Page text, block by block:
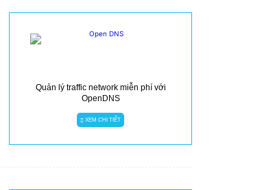
Quản lý traffic network miễn phí với
OpenDNS
XEM CHI TIẾT